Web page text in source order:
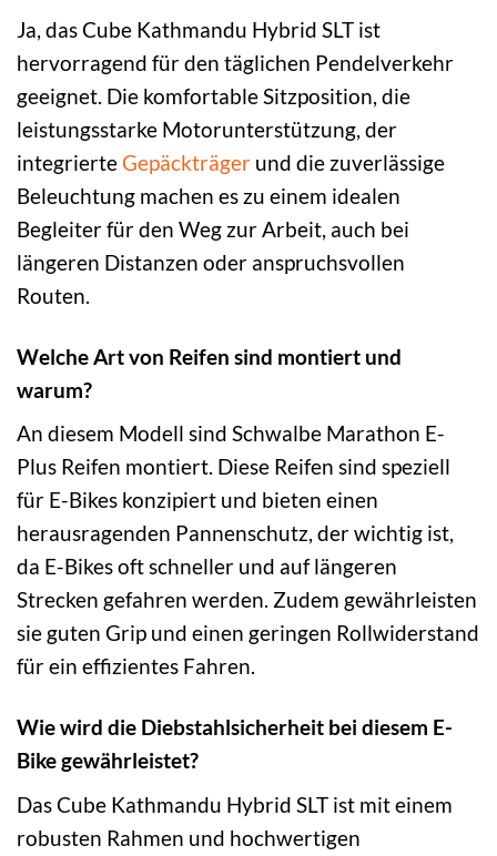
Ja, das Cube Kathmandu Hybrid SLT ist
hervorragend für den täglichen Pendelverkehr
geeignet. Die komfortable Sitzposition, die
leistungsstarke Motorunterstützung, der
integrierte Gepäckträger und die zuverlässige
Beleuchtung machen es zu einem idealen
Begleiter für den Weg zur Arbeit, auch bei
längeren Distanzen oder anspruchsvollen
Routen.
Welche Art von Reifen sind montiert und
warum?
An diesem Modell sind Schwalbe Marathon E-
Plus Reifen montiert. Diese Reifen sind speziell
für E-Bikes konzipiert und bieten einen
herausragenden Pannenschutz, der wichtig ist,
da E-Bikes oft schneller und auf längeren
Strecken gefahren werden. Zudem gewährleisten
sie guten Grip und einen geringen Rollwiderstand
für ein effizientes Fahren.
Wie wird die Diebstahlsicherheit bei diesem E-
Bike gewährleistet?
Das Cube Kathmandu Hybrid SLT ist mit einem
robusten Rahmen und hochwertigen